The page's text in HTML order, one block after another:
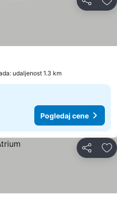
Deli
udaljenost 1.3 km
Pogledaj cene
Deli